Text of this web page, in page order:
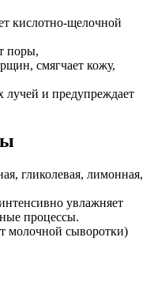
кислотно-щелочной
поры,
смягчает кожу,
лучей и предупреждает
гликолевая, лимонная,
увлажняет
процессы.
молочной сыворотки)